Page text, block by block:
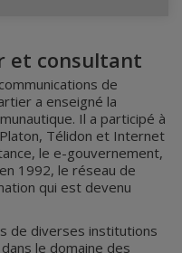
et consultant
de
a enseigné la
Il a participé à
Télidon et Internet
le e-gouvernement,
1992, le réseau de
qui est devenu
de diverses institutions
le domaine des